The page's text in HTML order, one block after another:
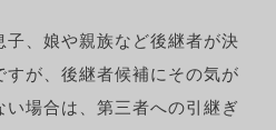
子、娘や親族など後継者が決
すが、後継者候補にその気が
場合は、第三者への引継ぎ